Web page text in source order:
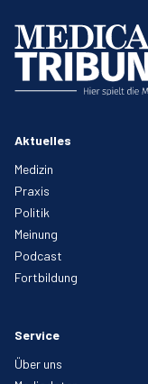
Aktuelles
Medizin
Praxis
Politik
Meinung
Podcast
Fortbildung
Service
Über uns